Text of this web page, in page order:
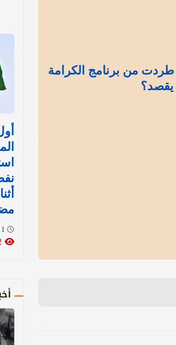
طردت من برنامج الكرامة
يقصد؟